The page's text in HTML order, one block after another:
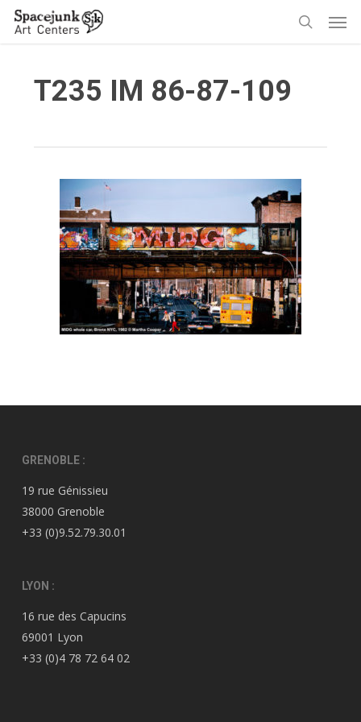
Skip
T235 IM 86-87-109
GRENOBLE :
19 rue Génissieu
38000 Grenoble
+33 (0)9.52.79.30.01
LYON :
16 rue des Capucins
69001 Lyon
+33 (0)4 78 72 64 02